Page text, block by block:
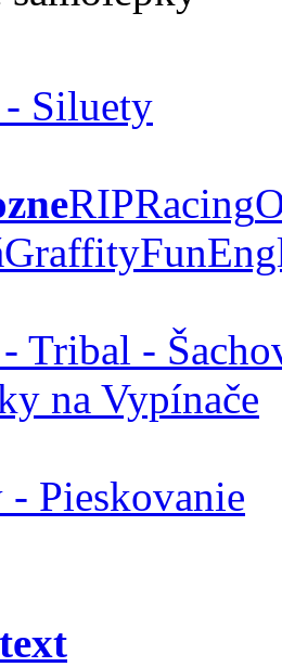
Siluety
RIPRacing
GraffityFun
Tribal -
na Vypínače
Pieskovanie